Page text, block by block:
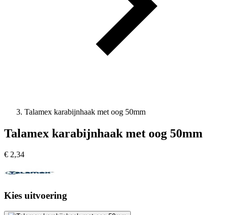
Talamex karabijnhaak met oog 50mm
Talamex karabijnhaak met oog 50mm
€ 2,34
Kies uitvoering